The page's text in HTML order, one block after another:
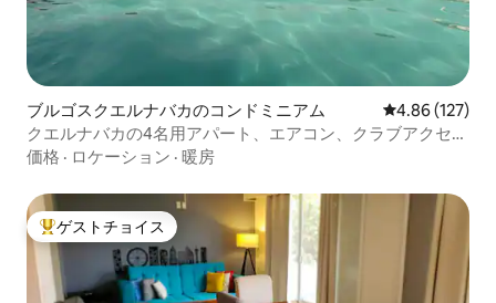
ブルゴスクエルナバカのコンドミニアム レビュー127
4.86 (127)
クエルナバカの4名用アパート、エアコン、クラブアクセス
付き
価格 · ロケーション · 暖房
大好評のゲストチョイスです。
ゲストチョイス